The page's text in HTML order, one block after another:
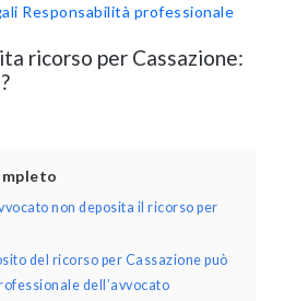
Responsabilità professionale
ricorso per Cassazione:
non deposita il ricorso per
del ricorso per Cassazione può
dell’avvocato